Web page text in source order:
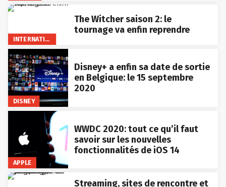
INTERNATIONAL
The Witcher saison 2: le
tournage va enfin reprendre
DISNEY
Disney+ a enfin sa date de sortie
en Belgique: le 15 septembre
2020
APPLE
WWDC 2020: tout ce qu’il faut
savoir sur les nouvelles
fonctionnalités de iOS 14
Streaming, sites de rencontre et